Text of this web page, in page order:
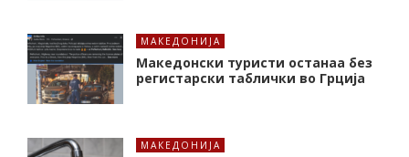
МАКЕДОНИЈА
Македонски туристи останаа без
регистарски таблички во Грција
МАКЕДОНИЈА